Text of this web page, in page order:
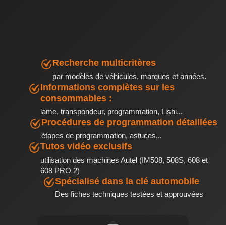
Recherche multicritères
par modèles de véhicules, marques et années.
Informations complètes sur les
consommables :
lame, transpondeur, programmation, Lishi...
Procédures de programmation détaillées
étapes de programmation, astuces...
Tutos vidéo exclusifs
utilisation des machines Autel (IM508, 508S, 608 et
608 PRO 2)
Spécialisé dans la clé automobile
Des fiches techniques testées et approuvées